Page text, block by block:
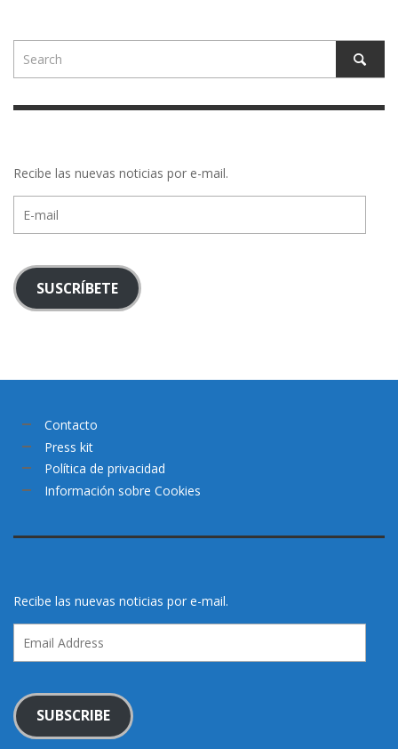
Recibe las nuevas noticias por e-mail.
mail
SUSCRÍBETE
Contacto
Press kit
Política de privacidad
Información sobre Cookies
Recibe las nuevas noticias por e-mail.
Address
SUBSCRIBE